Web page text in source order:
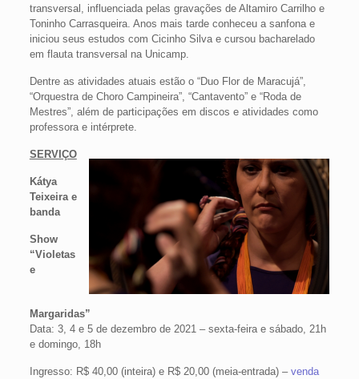
transversal, influenciada pelas gravações de Altamiro Carrilho e
Toninho Carrasqueira. Anos mais tarde conheceu a sanfona e
iniciou seus estudos com Cicinho Silva e cursou bacharelado
em flauta transversal na Unicamp.
Dentre as atividades atuais estão o “Duo Flor de Maracujá”,
“Orquestra de Choro Campineira”, “Cantavento” e “Roda de
Mestres”, além de participações em discos e atividades como
professora e intérprete.
SERVIÇO
Kátya
Teixeira e
banda
Show
“Violetas
e
Margaridas”
Data: 3, 4 e 5 de dezembro de 2021 – sexta-feira e sábado, 21h
e domingo, 18h
Ingresso: R$ 40,00 (inteira) e R$ 20,00 (meia-entrada) – venda